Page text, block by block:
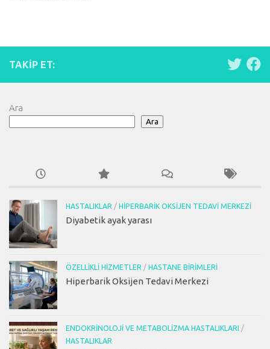
TAKIP ET:
Ara
Ara
HASTALIKLAR / HIPERBARIK OKSIJEN TEDAVI MERKEZI
Diyabetik ayak yarası
ÖZELLIKLI HIZMETLER / HASTANE BIRIMLERI
Hiperbarik Oksijen Tedavi Merkezi
ENDOKRINOLOJI VE METABOLIZMA HASTALIKLARI
/
HASTALIKLAR